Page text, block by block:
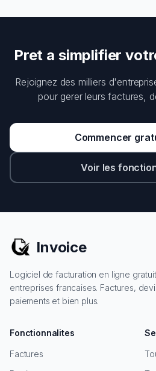
Pret a simplifier
Rejoignez des milliers
pour gerer leurs factures,
Commencer
Voir les
Invoice
Logiciel de facturation en ligne
entreprises francaises. Factures,
paiements et bien plus.
Fonctionnalites
Factures